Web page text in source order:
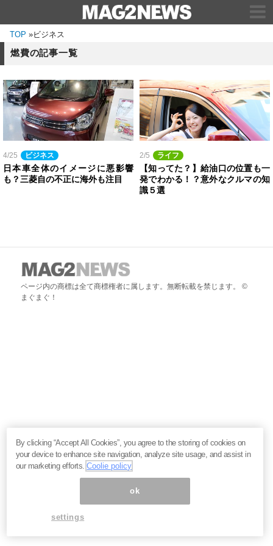
TOP »ビジネス
燃費の記事一覧
4/25 ビジネス
日本車全体のイメージに悪影響
も？三菱自の不正に海外も注目
2/5 ライフ
【知ってた？】給油口の位置も一
発でわかる！？意外なクルマの知
識５選
ページ内の商標は全て商標権者に属します。無断転載を禁じます。 ©
まぐまぐ！
By clicking “Accept All Cookies”, you agree to the storing of cookies on
your device to enhance site navigation, analyze site usage, and assist in
our marketing efforts.Coolie policy
ok
settings